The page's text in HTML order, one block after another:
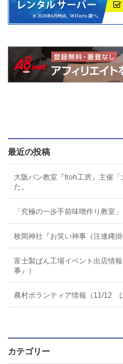
最近の投稿
大阪パン教室『froh工房』主催
た。
「究極の一歩手前味噌作り教室
枚岡神社『お笑い神事（注連縄掛
富士製ぱん工場イベント出店情
事』）
農村ボランティア情報（11/12
カテゴリー